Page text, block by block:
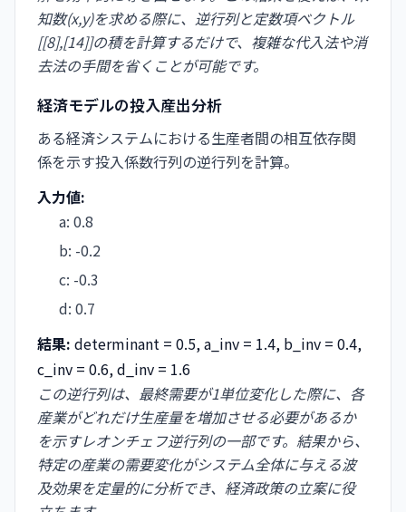
知数(x,y)を求める際に、逆行列と定数項ベクトル
[[8],[14]]の積を計算するだけで、複雑な代入法や消
去法の手間を省くことが可能です。
経済モデルの投入産出分析
ある経済システムにおける生産者間の相互依存関
係を示す投入係数行列の逆行列を計算。
入力値:
a: 0.8
b: -0.2
c: -0.3
d: 0.7
結果: determinant = 0.5, a_inv = 1.4, b_inv = 0.4,
c_inv = 0.6, d_inv = 1.6
この逆行列は、最終需要が1単位変化した際に、各
産業がどれだけ生産量を増加させる必要があるか
を示すレオンチェフ逆行列の一部です。結果から、
特定の産業の需要変化がシステム全体に与える波
及効果を定量的に分析でき、経済政策の立案に役